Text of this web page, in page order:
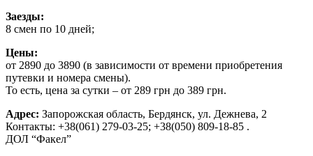
Заезды:
8 смен по 10 дней;
Цены:
от 2890 до 3890 (в зависимости от времени приобретения
путевки и номера смены).
То есть, цена за сутки – от 289 грн до 389 грн.
Адрес: Запорожская область, Бердянск, ул. Дежнева, 2
Контакты: +38(061) 279-03-25; +38(050) 809-18-85 .
ДОЛ “Факел”